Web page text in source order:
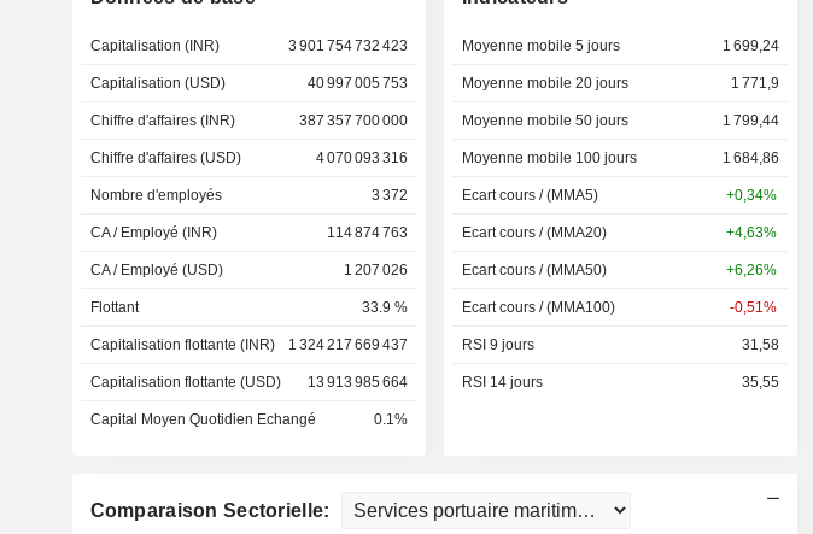
Capitalisation (INR) 3 901 754 732 423
Capitalisation (USD) 40 997 005 753
Chiffre d'affaires (INR) 387 357 700 000
Chiffre d'affaires (USD) 4 070 093 316
Nombre d'employés 3 372
CA / Employé (INR) 114 874 763
CA / Employé (USD) 1 207 026
Flottant 33.9 %
Capitalisation flottante (INR) 1 324 217 669 437
Capitalisation flottante (USD) 13 913 985 664
Capital Moyen Quotidien Echangé 0.1%
Moyenne mobile 5 jours 1 699,24
Moyenne mobile 20 jours 1 771,9
Moyenne mobile 50 jours 1 799,44
Moyenne mobile 100 jours 1 684,86
Ecart cours / (MMA5) +0,34%
Ecart cours / (MMA20) +4,63%
Ecart cours / (MMA50) +6,26%
Ecart cours / (MMA100) -0,51%
RSI 9 jours 31,58
RSI 14 jours 35,55
Comparaison Sectorielle: